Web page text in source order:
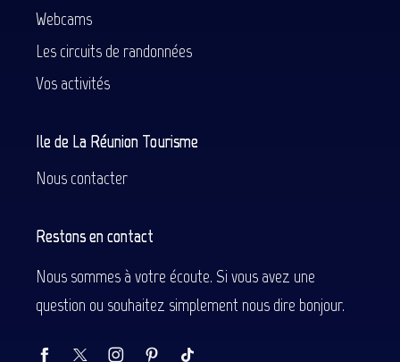
Webcams
Les circuits de randonnées
Vos activités
Ile de La Réunion Tourisme
Nous contacter
Restons en contact
Nous sommes à votre écoute. Si vous avez une
question ou souhaitez simplement nous dire bonjour.